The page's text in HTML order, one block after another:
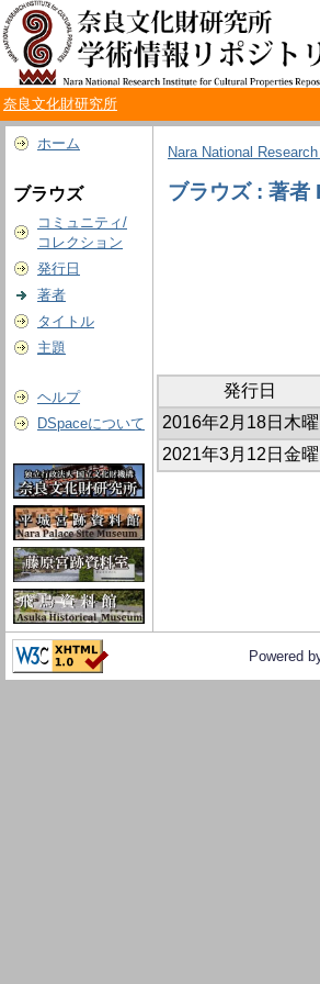
奈良文化財研究所
ホーム
ブラウズ
コミュニティ/
コレクション
発行日
著者
タイトル
主題
ヘルプ
DSpaceについて
Nara National
ブラウズ : 著
発行日
2016年2月18日木曜
2021年3月12日金曜
Powered